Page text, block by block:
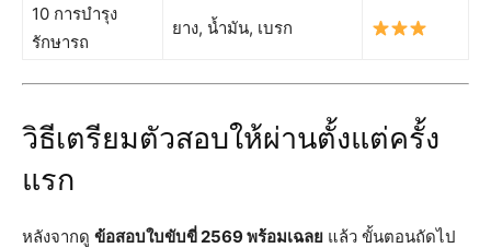
10 การบำรุง
รักษารถ
ยาง, น้ำมัน, เบรก
วิธีเตรียมตัวสอบให้ผ่านตั้งแต่ครั้ง
แรก
หลังจากดู ข้อสอบใบขับขี่ 2569 พร้อมเฉลย แล้ว ขั้นตอนถัดไป